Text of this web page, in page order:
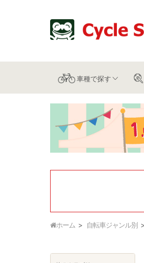
車種で探す
ホーム 自転車ジャンル別